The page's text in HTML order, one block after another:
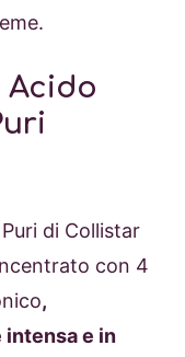
Acido
di Collistar
con 4
,
intensa e in